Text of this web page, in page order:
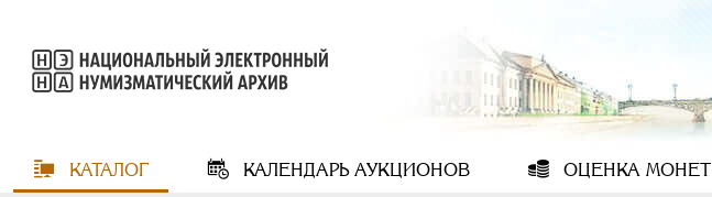
КАТАЛОГ КАЛЕНДАРЬАУКЦИОНОВ ОЦЕНКА МОНЕТ